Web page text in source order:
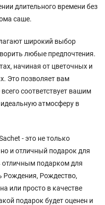
длительного времени без
саше.
широкий выбор
любые предпочтения.
начиная от цветочных и
Это позволяет вам
соответствует вашим
атмосферу в
- это не только
и отличный подарок для
отличным подарком для
Рождения, Рождество,
или просто в качестве
подарок будет оценен и